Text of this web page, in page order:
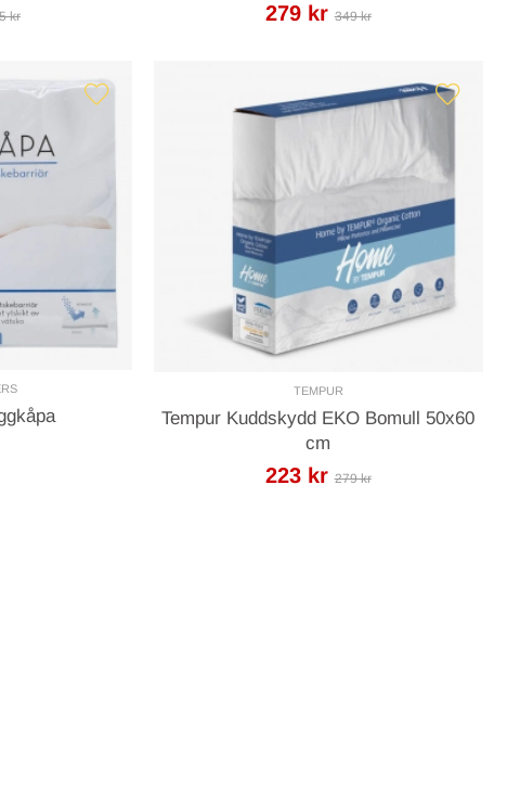
kr 279 kr 349 kr
TEMPUR
Tempur Kuddskydd EKO Bomull 50x60
cm
223 kr 279 kr